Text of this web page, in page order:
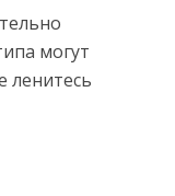
могут
ленитесь